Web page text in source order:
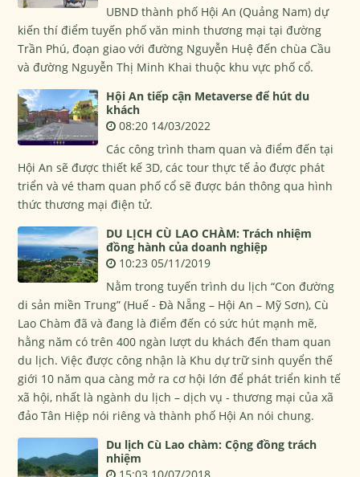
UBND thành phố Hội An (Quảng Nam) dự
kiến thí điểm tuyến phố văn minh thương mại tại đường
Trần Phú, đoạn giao với đường Nguyễn Huệ đến chùa Cầu
và đường Nguyễn Thị Minh Khai thuộc khu vực phố cổ.
Hội An tiếp cận Metaverse để hút du
khách
08:20 14/03/2022
Các công trình tham quan và điểm đến tại
Hội An sẽ được thiết kế 3D, các tour thực tế ảo được phát
triển và vé tham quan phố cổ sẽ được bán thông qua hình
thức thương mại điện tử.
DU LỊCH CÙ LAO CHÀM: Trách nhiệm
đồng hành của doanh nghiệp
10:23 05/11/2019
Nằm trong tuyến trình du lịch “Con đường
di sản miền Trung” (Huế - Đà Nẵng – Hội An – Mỹ Sơn), Cù
Lao Chàm đã và đang là điểm đến có sức hút mạnh mẽ,
hằng năm có trên 400 ngàn lượt du khách đến tham quan
du lịch. Việc được công nhận là Khu dự trữ sinh quyển thế
giới 10 năm qua càng mở ra cơ hội lớn để phát triển kinh tế
xã hội, nhất là ngành du lịch – dịch vụ - thương mại của xã
đảo Tân Hiệp nói riêng và thành phố Hội An nói chung.
Du lịch Cù Lao chàm: Cộng đồng trách
nhiệm